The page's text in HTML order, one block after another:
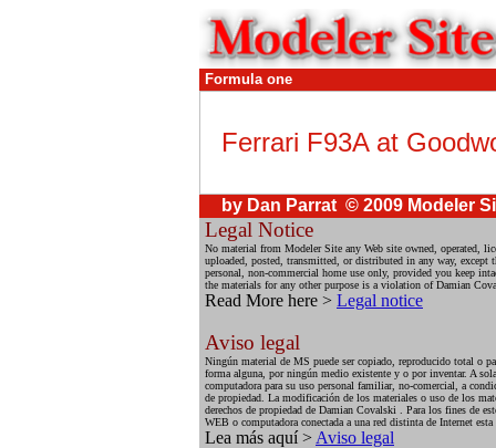
Formula one
Ferrari F93A at
by Dan Parrat © 2009 Modeler
Legal Notice
No material from Modeler Site any Web site owned, operated,
uploaded, posted, transmitted, or distributed in any way,
personal, non-commercial home use only, provided you keep
the materials for any other purpose is a violation of Damian
Read More here > Legal notice
Aviso legal
Ningún material de MS puede ser copiado, reproducido total o
forma alguna, por ningún medio existente y o por inventar. A
computadora para su uso personal familiar, no-comercial, a
de propiedad. La modificación de los materiales o uso de los
derechos de propiedad de Damian Covalski . Para los fines de
WEB o computadora conectada a una red distinta de Internet
Lea más aquí > Aviso legal